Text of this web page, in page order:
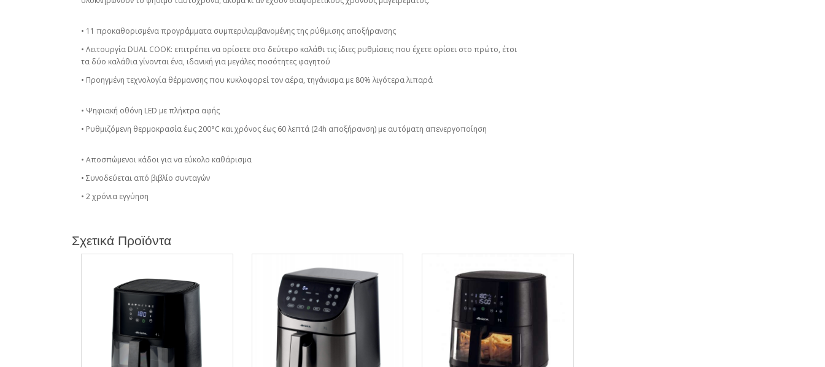
• 11 προκαθορισμένα προγράμματα συμπεριλαμβανομένης της ρύθμισης αποξήρανσης
• Λειτουργία DUAL COOK: επιτρέπει να ορίσετε στο δεύτερο καλάθι τις ίδιες ρυθμίσεις που έχετε ορίσει στο πρώτο, έτσι
τα δύο καλάθια γίνονται ένα, ιδανική για μεγάλες ποσότητες φαγητού
• Προηγμένη τεχνολογία θέρμανσης που κυκλοφορεί τον αέρα, τηγάνισμα με 80% λιγότερα λιπαρά
• Ψηφιακή οθόνη LED με πλήκτρα αφής
• Ρυθμιζόμενη θερμοκρασία έως 200°C και χρόνος έως 60 λεπτά (24h αποξήρανση) με αυτόματη απενεργοποίηση
• Αποσπώμενοι κάδοι για να εύκολο καθάρισμα
• Συνοδεύεται από βιβλίο συνταγών
• 2 χρόνια εγγύηση
Σχετικά Προϊόντα